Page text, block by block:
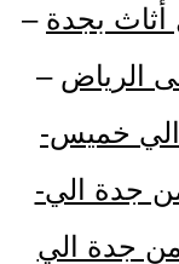
أثاث بجدة –
الرياض –
خميس-
جدة الي-
جدة الي